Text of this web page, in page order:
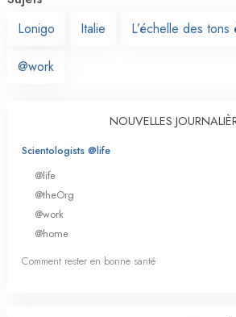
Lonigo
Italie L’échelle des tons
@work
NOUVELLES
Scientologists @life
@life
@theOrg
@work
@home
Comment rester en bonne santé